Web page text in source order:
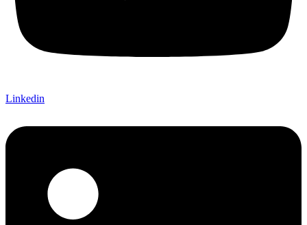
Linkedin